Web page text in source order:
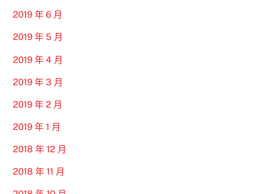
2019 年 6 月
2019 年 5 月
2019 年 4 月
2019 年 3 月
2019 年 2 月
2019 年 1 月
2018 年 12 月
2018 年 11 月